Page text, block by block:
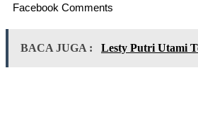
Facebook Comments
BACA JUGA : Lesty Putri Utami